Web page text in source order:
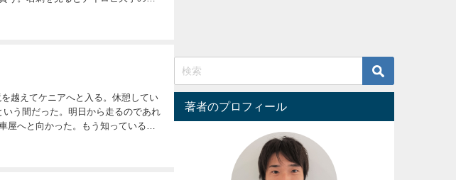
う間だった。明日から走るのであれ
屋へと向かった。もう知っている方
著者のプロフィール